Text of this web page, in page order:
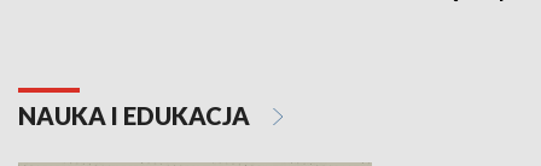
NAUKA I EDUKACJA